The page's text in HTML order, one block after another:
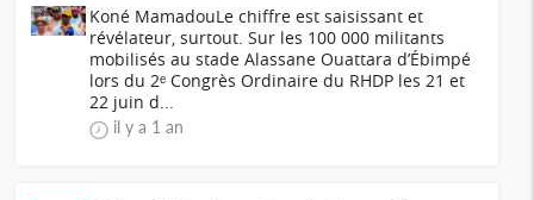
Koné MamadouLe chiffre est saisissant et
révélateur, surtout. Sur les 100 000 militants
mobilisés au stade Alassane Ouattara d’Ébimpé
lors du 2ᵉ Congrès Ordinaire du RHDP les 21 et
22 juin d...
il y a 1 an